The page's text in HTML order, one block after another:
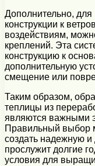
Дополнительно,
конструкции к
воздействиям,
креплений. Эта
конструкцию к
дополнительную
смещение или
Таким образом,
теплицы из
являются важными
Правильный выбор
создать надежную и
прослужит долгие
условия для